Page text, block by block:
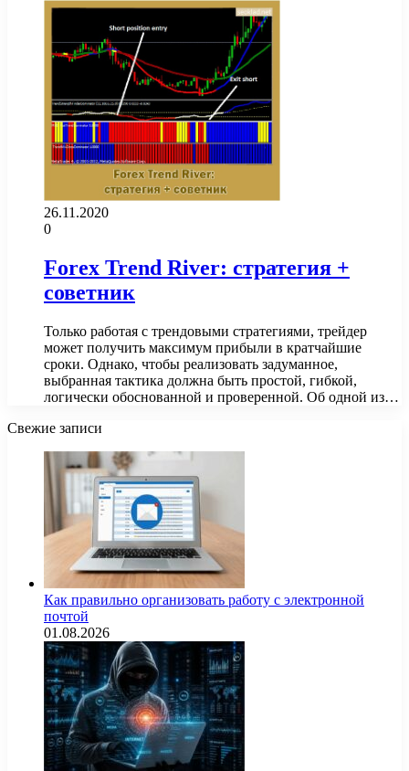
26.11.2020
0
Forex Trend River: стратегия +
советник
Только работая с трендовыми стратегиями, трейдер
может получить максимум прибыли в кратчайшие
сроки. Однако, чтобы реализовать задуманное,
выбранная тактика должна быть простой, гибкой,
логически обоснованной и проверенной. Об одной из…
Свежие записи
Как правильно организовать работу с электронной
почтой
01.08.2026